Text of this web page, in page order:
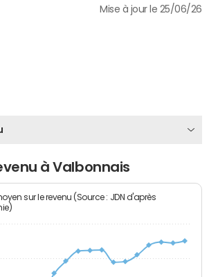
Mise à jour le 25/06/26
à Valbonnais
sur le revenu (Source : JDN d'après